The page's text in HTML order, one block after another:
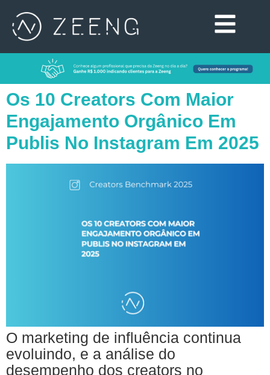
Os 10 Creators Com Maior
Engajamento Orgânico Em
Publis No Instagram Em 2025
O marketing de influência continua
evoluindo, e a análise do
desempenho dos creators no